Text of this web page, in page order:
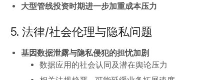
大型管线投资时期进一步加重成本压力
5. 法律/社会伦理与隐私问题
基因数据泄露与隐私侵犯的担忧加剧
数据应用的社会认同及潜在舆论压力